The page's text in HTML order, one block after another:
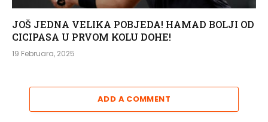
JOŠ JEDNA VELIKA POBJEDA! HAMAD BOLJI OD
CICIPASA U PRVOM KOLU DOHE!
19 Februara, 2025
ADD A COMMENT